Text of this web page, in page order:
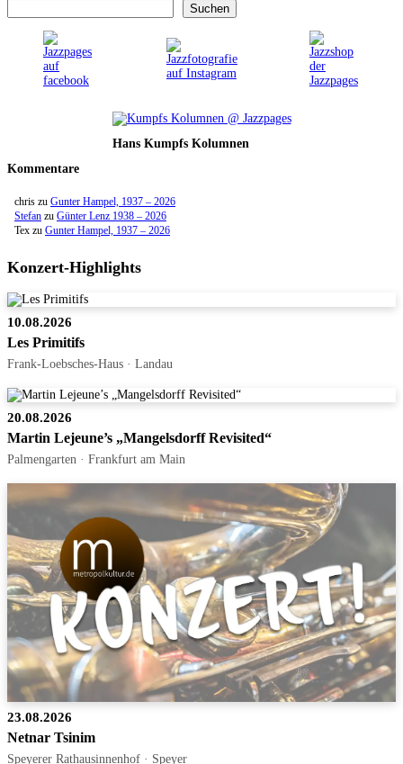
Suchen
Hans Kumpfs Kolumnen
Kommentare
chris zu Gunter Hampel, 1937 – 2026
Stefan zu Günter Lenz 1938 – 2026
Tex zu Gunter Hampel, 1937 – 2026
Konzert-Highlights
10.08.2026
Les Primitifs
Frank-Loebsches-Haus · Landau
20.08.2026
Martin Lejeune’s „Mangelsdorff Revisited“
Palmengarten · Frankfurt am Main
23.08.2026
Netnar Tsinim
Speyerer Rathausinnenhof · Speyer